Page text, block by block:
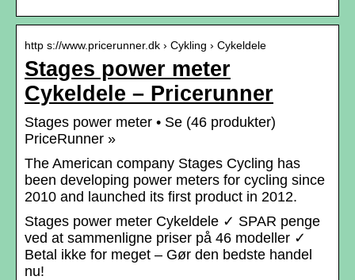
http s://www.pricerunner.dk › Cykling › Cykeldele
Stages power meter
Cykeldele – Pricerunner
Stages power meter • Se (46 produkter)
PriceRunner »
The American company Stages Cycling has
been developing power meters for cycling since
2010 and launched its first product in 2012.
Stages power meter Cykeldele ✓ SPAR penge
ved at sammenligne priser på 46 modeller ✓
Betal ikke for meget – Gør den bedste handel
nu!